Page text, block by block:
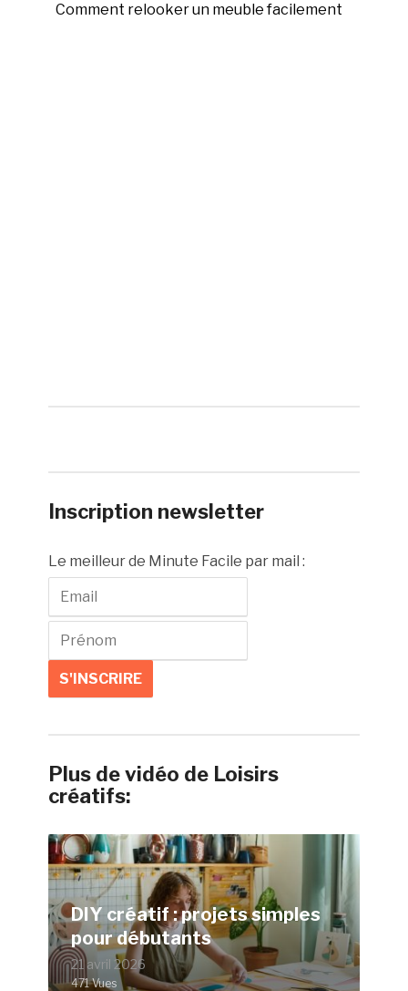
Comment relooker un meuble facilement
Inscription newsletter
Le meilleur de Minute Facile par mail :
Plus de vidéo de Loisirs
créatifs:
DIY créatif : projets simples
pour débutants
21 avril 2026
471 Vues